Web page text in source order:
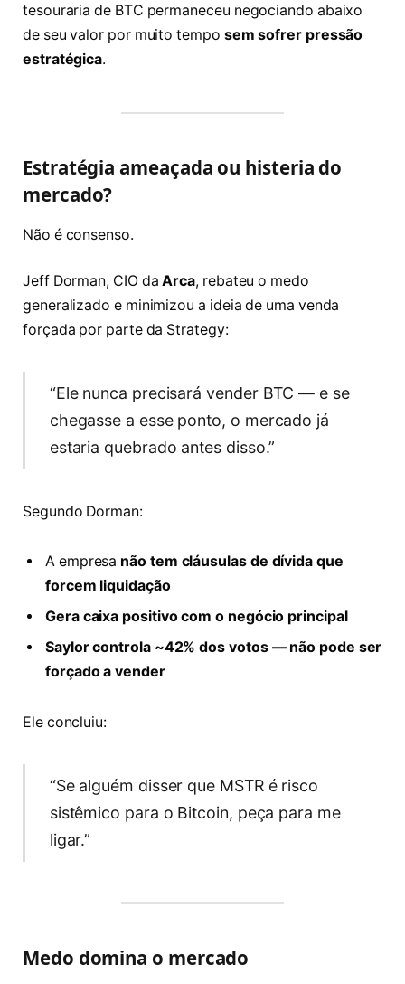
tesouraria de BTC permaneceu negociando abaixo
de seu valor por muito tempo sem sofrer pressão
estratégica.
Estratégia ameaçada ou histeria do
mercado?
Não é consenso.
Jeff Dorman, CIO daArca, rebateu o medo
generalizado e minimizou a ideia de uma venda
forçada por parte da Strategy:
“Ele nunca precisará vender BTC — e se
chegasse a esse ponto, o mercado já
estaria quebrado antes disso.”
Segundo Dorman:
A empresa não tem cláusulas de dívida que
forcem liquidação
Gera caixa positivo com o negócio principal
Saylor controla ~42% dos votos — não pode ser
forçado a vender
Ele concluiu:
“Se alguém disser que MSTR é risco
sistêmico para o Bitcoin, peça para me
ligar.”
Medo domina o mercado